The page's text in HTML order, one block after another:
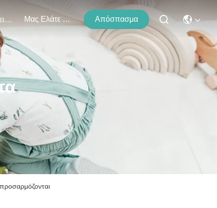
Εκδηλώσεις Μας Ελάτε Σε Επαφή Με Απόσπασμα